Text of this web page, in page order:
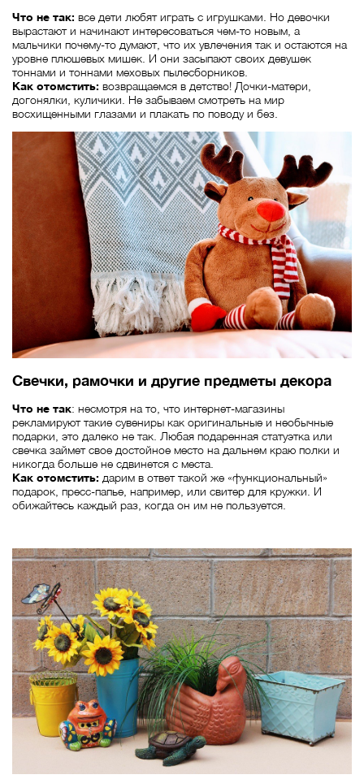
Что не так: все дети любят играть с игрушками. Но девочки
вырастают и начинают интересоваться чем-то новым, а
мальчики почему-то думают, что их увлечения так и остаются на
уровне плюшевых мишек. И они засыпают своих девушек
тоннами и тоннами меховых пылесборников.
Как отомстить: возвращаемся в детство! Дочки-матери,
догонялки, куличики. Не забываем смотреть на мир
восхищенными глазами и плакать по поводу и без.
Свечки, рамочки и другие предметы декора
Что не так: несмотря на то, что интернет-магазины
рекламируют такие сувениры как оригинальные и необычные
подарки, это далеко не так. Любая подаренная статуэтка или
свечка займет свое достойное место на дальнем краю полки и
никогда больше не сдвинется с места.
Как отомстить: дарим в ответ такой же «функциональный»
подарок, пресс-папье, например, или свитер для кружки. И
обижайтесь каждый раз, когда он им не пользуется.